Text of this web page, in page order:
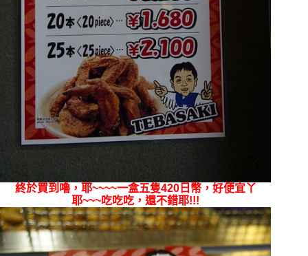
終於買到嚕，耶~~~~一盒五隻420日幣，好便宜丫
耶~~~吃吃吃，還不錯耶!!!